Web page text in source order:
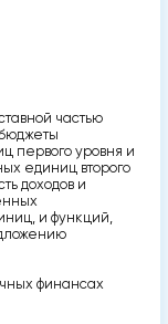
частью
первого уровня и
единиц второго
доходов и
и функций,
финансах